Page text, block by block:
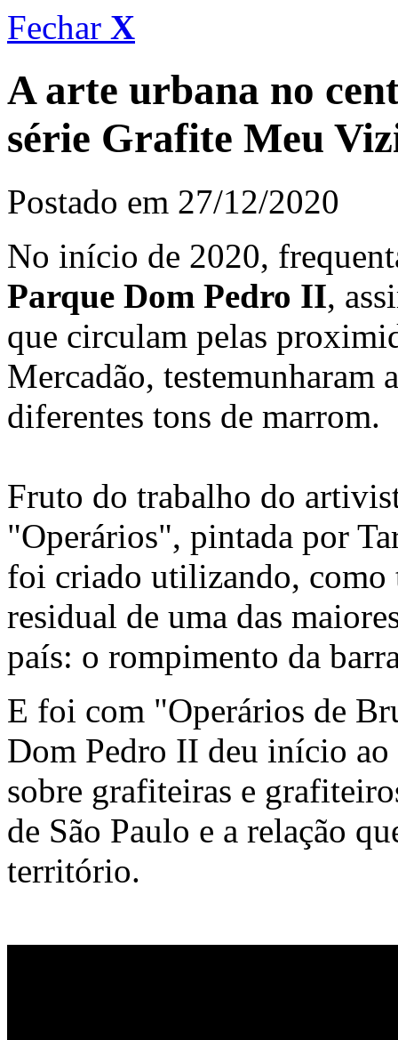
Fechar X
A arte urbana no
série Grafite Meu
Postado em 27/12/2020
No início de 2020,
Parque Dom Pedro II,
que circulam pelas
Mercadão, testemunharam
diferentes tons de marrom.
Fruto do trabalho do
"Operários", pintada por
foi criado utilizando, como
residual de uma das
país: o rompimento da
E foi com "Operários de
Dom Pedro II deu início ao
sobre grafiteiras e
de São Paulo e a relação
território.